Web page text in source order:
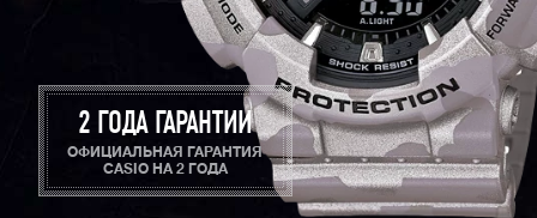
2 ГОДА ГАРАНТИИ
ОФИЦИАЛЬНАЯ ГАРАНТИЯ
CASIO НА 2 ГОДА